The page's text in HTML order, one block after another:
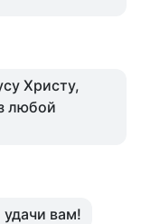
Христу,
любой
вам!